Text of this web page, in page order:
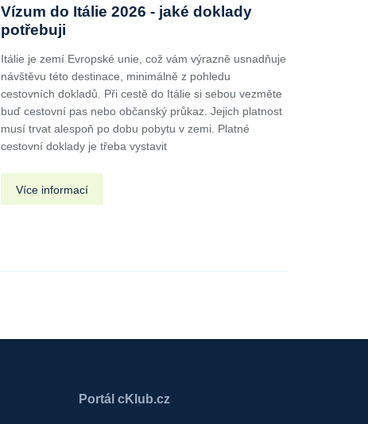
Vízum do Itálie 2026 - jaké doklady
potřebuji
Itálie je zemí Evropské unie, což vám výrazně usnadňuje
návštěvu této destinace, minimálně z pohledu
cestovních dokladů. Při cestě do Itálie si sebou vezměte
buď cestovní pas nebo občanský průkaz. Jejich platnost
musí trvat alespoň po dobu pobytu v zemi. Platné
cestovní doklady je třeba vystavit
Více informací
Portál cKlub.cz